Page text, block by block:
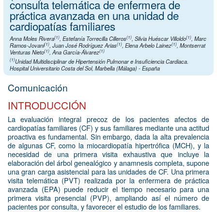
consulta telemática de enfermera de
práctica avanzada en una unidad de
cardiopatías familiares
Anna Moles Rivera(1),Estefanía Torrecilla Cilleros(1),Silvia Huéscar Villoldo(1),Marc
Ramos-Jovani(1),Juan José Rodríguez Arias(1),Elena Arbelo Lainez(1),Montserrat
Venturas Nieto(1),Ana García-Álvarez(1)
(1)Unidad Multidisciplinar de Hipertensión Pulmonar e Insuficiencia Cardiaca.
Hospital Universitario Costa del Sol, Marbella (Málaga) - España
Comunicación
INTRODUCCIÓN
La evaluación integral precoz de los pacientes afectos de
cardiopatías familiares (CF) y sus familiares mediante una actitud
proactiva es fundamental. Sin embargo, dada la alta prevalencia
de algunas CF, como la miocardiopatía hipertrófica (MCH), y la
necesidad de una primera visita exhaustiva que incluye la
elaboración del árbol genealógico y anamnesis completa, supone
una gran carga asistencial para las unidades de CF. Una primera
visita telemática (PVT) realizada por la enfermera de práctica
avanzada (EPA) puede reducir el tiempo necesario para una
primera visita presencial (PVP), ampliando así el número de
pacientes por consulta, y favorecer el estudio de los familiares.